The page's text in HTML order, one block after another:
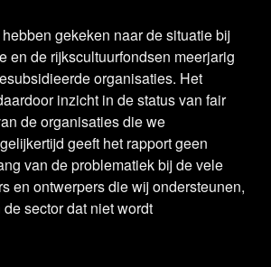
gekeken naar de situatie bij
en de rijkscultuurfondsen meerjarig
organisaties. Het
inzicht in de status van fair
de organisaties die we
geeft het rapport geen
van de problematiek bij de vele
en ontwerpers die wij ondersteunen,
sector dat niet wordt